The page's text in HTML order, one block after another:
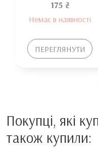
175 ₴
Немає в наявності
ПЕРЕГЛЯНУТИ
Покупці, які
також купили: